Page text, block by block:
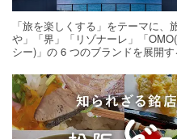
「旅を楽しくする」をテーマに
や」「界」「リゾナーレ」「
シー)」の 6 つのブランドを展開